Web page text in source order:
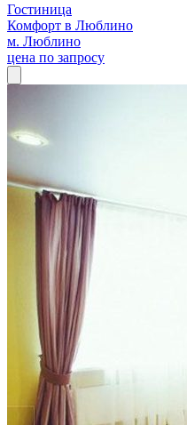
Гостиница
Комфорт в Люблино
м. Люблино
цена по запросу